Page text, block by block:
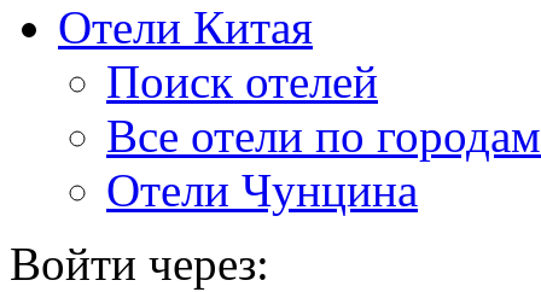
Отели Китая
Поиск отелей
Все отели по городам
Отели Чунцина
Войти через: